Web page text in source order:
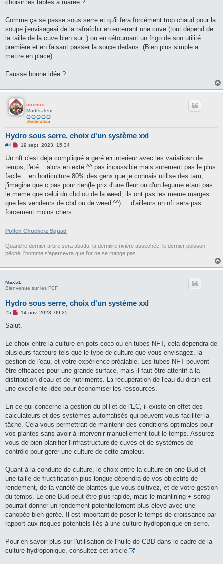
l
choisir les tables a marée ?
Comme ça se passe sous serre et qu'il fera forcément trop chaud pour la
soupe j'envisageai de la rafraîchir en enterrant une cuve (tout dépend de
la taille de la cuve bien sur..) ou en détournant un frigo de son utilité
première et en faisant passer la soupe dedans. (Bien plus simple a
mettre en place)
Fausse bonne idée ?
coxnox
Modérateur
Hydro sous serre, choix d'un système xxl
#4
M
s
a
g
n
o
l
u
19 sept. 2023, 15:34
Un nft c'est deja compliqué a geré en interieur avec les variatiosn de
temps, l'eté....alors en exté ^^ pas impossible mais surement pas le plus
facile....en horticulture 80% des gens que je connais utilise des tam,
j'imagine que c pas pour rien(le prix d'une fleur ou d'un legume etant pas
le meme que celui du cbd ou de la weed, ils ont pas les meme marges
que les vendeurs de cbd ou de weed ^^).....d'ailleurs un nft sera pas
forcement moins chers.
Pollen Chuckerz Squad
Quand le dernier arbre sera abattu, la dernière rivière asséchée, le dernier poisson
pêché, l'homme s'apercevra que l'or ne se mange pas.
Max51
Bienvenue sur les FCF
Hydro sous serre, choix d'un système xxl
#5
M
s
s
g
n
o
l
u
14 nov. 2023, 09:25
Salut,
Le choix entre la culture en pots coco ou en tubes NFT, cela dépendra de
plusieurs facteurs tels que le type de culture que vous envisagez, la
gestion de l'eau, et votre expérience préalable. Les tubes NFT peuvent
être efficaces pour une grande surface, mais il faut être attentif à la
distribution d'eau et de nutriments. La récupération de l'eau du drain est
une excellente idée pour économiser les ressources.
En ce qui concerne la gestion du pH et de l'EC, il existe en effet des
calculateurs et des systèmes automatisés qui peuvent vous faciliter la
tâche. Cela vous permettrait de maintenir des conditions optimales pour
vos plantes sans avoir à intervenir manuellement tout le temps. Assurez-
vous de bien planifier l'infrastructure de cuves et de systèmes de
contrôle pour gérer une culture de cette ampleur.
Quant à la conduite de culture, le choix entre la culture en one Bud et
une taille de fructification plus longue dépendra de vos objectifs de
rendement, de la variété de plantes que vous cultivez, et de votre gestion
du temps. Le one Bud peut être plus rapide, mais le mainlining + scrog
pourrait donner un rendement potentiellement plus élevé avec une
canopée bien gérée. Il est important de peser le temps de croissance par
rapport aux risques potentiels liés à une culture hydroponique en serre.
Pour en savoir plus sur l'utilisation de l'huile de CBD dans le cadre de la
culture hydroponique, consultez cet article